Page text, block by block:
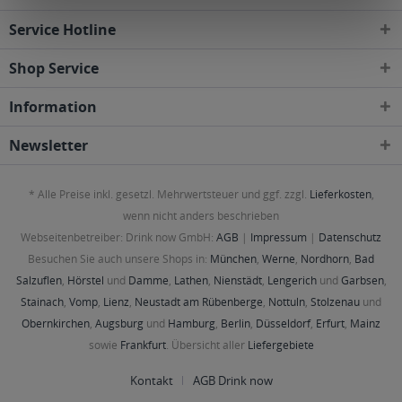
Service Hotline
Shop Service
Information
Newsletter
* Alle Preise inkl. gesetzl. Mehrwertsteuer und ggf. zzgl. Lieferkosten,
wenn nicht anders beschrieben
Webseitenbetreiber: Drink now GmbH: AGB | Impressum | Datenschutz
Besuchen Sie auch unsere Shops in: München, Werne, Nordhorn, Bad
Salzuflen, Hörstel und Damme, Lathen, Nienstädt, Lengerichund Garbsen,
Stainach, Vomp, Lienz, Neustadt am Rübenberge, Nottuln, Stolzenau und
Obernkirchen, Augsburg und Hamburg, Berlin, Düsseldorf, Erfurt, Mainz
sowie Frankfurt. Übersicht aller Liefergebiete
Kontakt AGB Drink now